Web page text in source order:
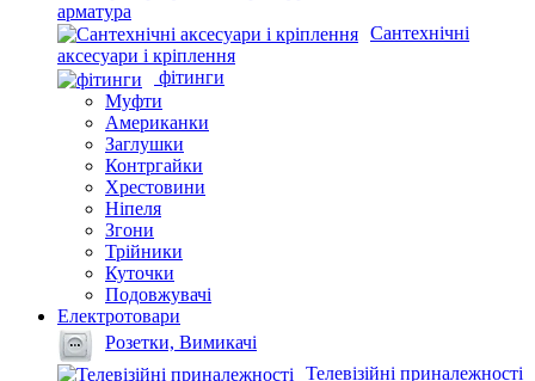
арматура
Сантехнічні
аксесуари і кріплення
фітинги
Муфти
Американки
Заглушки
Контргайки
Хрестовини
Ніпеля
Згони
Трійники
Куточки
Подовжувачі
Електротовари
Розетки, Вимикачі
Телевізійні приналежності